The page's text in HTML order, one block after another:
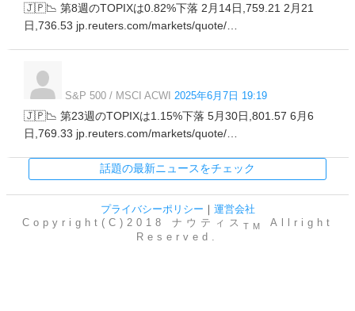
🇯🇵📉 第8週のTOPIXは0.82%下落 2月14日,759.21 2月21
日,736.53 jp.reuters.com/markets/quote/…
S&P 500 / MSCI ACWI 2025年6月7日 19:19
🇯🇵📉 第23週のTOPIXは1.15%下落 5月30日,801.57 6月6
日,769.33 jp.reuters.com/markets/quote/…
話題の最新ニュースをチェック
プライバシーポリシー ｜ 運営会社
Copyright(C)2018 ナウティス TM
Allright
Reserved.